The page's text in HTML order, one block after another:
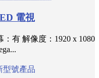
電視
有 解像度：1920 x 1080